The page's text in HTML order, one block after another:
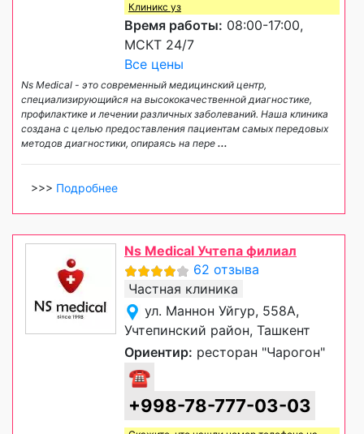
Клиникс уз
Время работы: 08:00-17:00,
МСКТ 24/7
Все цены
Ns Medical - это современный медицинский центр,
специализирующийся на высококачественной диагностике,
профилактике и лечении различных заболеваний. Наша клиника
создана с целью предоставления пациентам самых передовых
методов диагностики, опираясь на пере ...
>>> Подробнее
Ns Medical Учтепа филиал
62 отзыва
Частная клиника
ул. Маннон Уйгур, 558А,
Учтепинский район, Ташкент
Ориентир: ресторан "Чарогон"
☎
+998-78-777-03-03